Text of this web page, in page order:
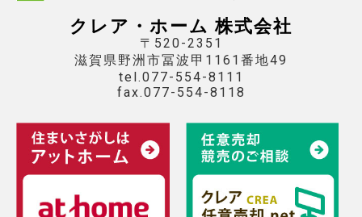
クレア・ホーム 株式会社
〒520-2351
滋賀県野洲市冨波甲1161番地49
tel.077-554-8111
fax.077-554-8118